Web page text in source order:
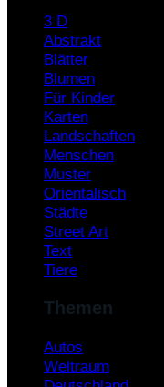
3 D
Abstrakt
Blätter
Blumen
Für Kinder
Karten
Landschaften
Menschen
Muster
Orientalisch
Städte
Street Art
Text
Tiere
Themen
Autos
Weltraum